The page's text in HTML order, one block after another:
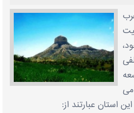
استان عبارتند از: